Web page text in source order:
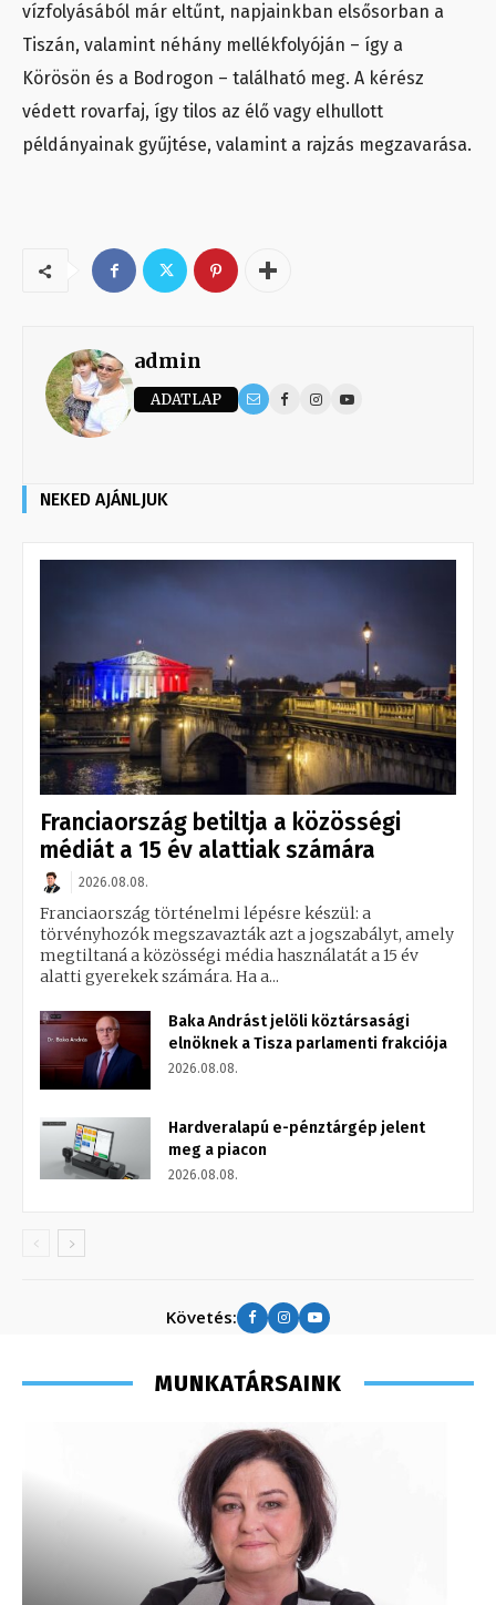
vízfolyásából már eltűnt, napjainkban elsősorban a
Tiszán, valamint néhány mellékfolyóján – így a
Körösön és a Bodrogon – található meg. A kérész
védett rovarfaj, így tilos az élő vagy elhullott
példányainak gyűjtése, valamint a rajzás megzavarása.
admin
ADATLAP
NEKED AJÁNLJUK
Franciaország betiltja a közösségi
médiát a 15 év alattiak számára
2026.08.08.
Franciaország történelmi lépésre készül: a
törvényhozók megszavazták azt a jogszabályt, amely
megtiltaná a közösségi média használatát a 15 év
alatti gyerekek számára. Ha a...
Baka Andrást jelöli köztársasági
elnöknek a Tisza parlamenti frakciója
2026.08.08.
Hardveralapú e-pénztárgép jelent
meg a piacon
2026.08.08.
Követés:
MUNKATÁRSAINK